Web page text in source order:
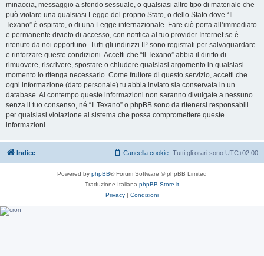
minaccia, messaggio a sfondo sessuale, o qualsiasi altro tipo di materiale che
può violare una qualsiasi Legge del proprio Stato, o dello Stato dove “Il
Texano” è ospitato, o di una Legge internazionale. Fare ciò porta all’immediato
e permanente divieto di accesso, con notifica al tuo provider Internet se è
ritenuto da noi opportuno. Tutti gli indirizzi IP sono registrati per salvaguardare
e rinforzare queste condizioni. Accetti che “Il Texano” abbia il diritto di
rimuovere, riscrivere, spostare o chiudere qualsiasi argomento in qualsiasi
momento lo ritenga necessario. Come fruitore di questo servizio, accetti che
ogni informazione (dato personale) tu abbia inviato sia conservata in un
database. Al contempo queste informazioni non saranno divulgate a nessuno
senza il tuo consenso, né “Il Texano” o phpBB sono da ritenersi responsabili
per qualsiasi violazione al sistema che possa compromettere queste
informazioni.
Indice Tutti gli orari sono UTC+02:00
Cancella cookie
Powered by phpBB® Forum Software © phpBB Limited
Traduzione Italiana phpBB-Store.it
Privacy | Condizioni